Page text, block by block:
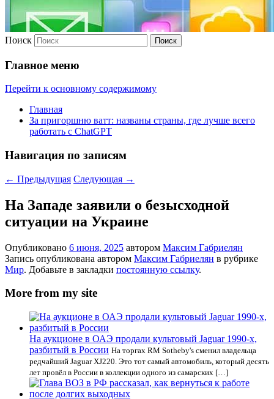
Поиск
Главное меню
Перейти к основному содержимому
Главная
За пригоршню ватт: названы страны, где лучше всего
работать с ChatGPT
Навигация по записям
← Предыдущая Следующая →
На Западе заявили о безысходной
ситуации на Украине
Опубликовано 6 июня, 2025 автором Максим Габриелян
Запись опубликована автором Максим Габриелян в рубрике
Мир. Добавьте в закладки постоянную ссылку.
More from my site
На аукционе в ОАЭ продали культовый Jaguar 1990-х,
разбитый в России На торгах RM Sotheby's сменил владельца
редчайший Jaguar XJ220. Это тот самый автомобиль, который десять
лет провёл в России в коллекции одного из самарских […]